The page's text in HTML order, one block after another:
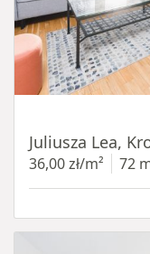
Juliusza Lea,
36,00 zł/m² 72